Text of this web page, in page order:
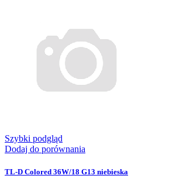
Szybki podgląd
Dodaj do porównania
TL-D Colored 36W/18 G13 niebieska